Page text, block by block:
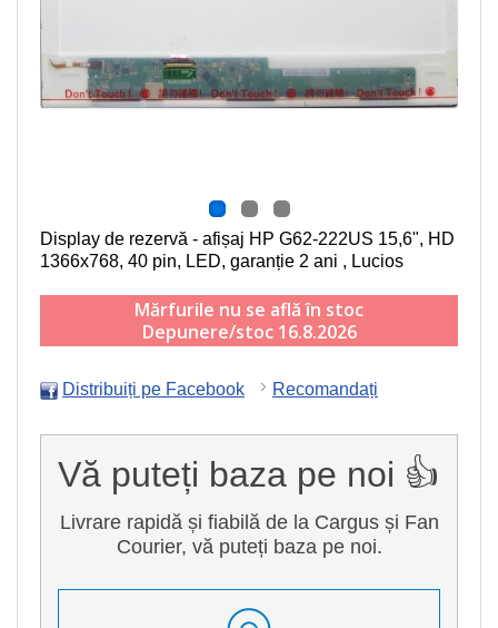
Display de rezervă - afișaj HP G62-222US 15,6", HD
1366x768, 40 pin, LED, garanție 2 ani , Lucios
Mărfurile nu se află în stoc
Depunere/stoc 16.8.2026
Distribuiți pe Facebook Recomandați
Vă puteți baza pe noi 👍
Livrare rapidă și fiabilă de la Cargus și Fan
Courier, vă puteți baza pe noi.